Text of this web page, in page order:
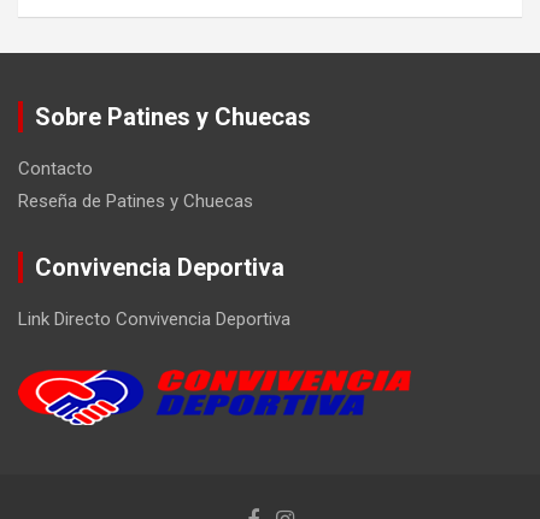
Sobre Patines y Chuecas
Contacto
Reseña de Patines y Chuecas
Convivencia Deportiva
Link Directo Convivencia Deportiva